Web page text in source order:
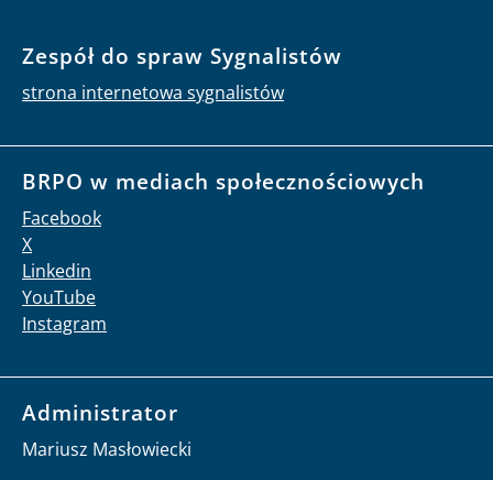
Zespół do spraw Sygnalistów
strona internetowa sygnalistów
BRPO w mediach społecznościowych
Facebook
X
Linkedin
YouTube
Instagram
Administrator
Mariusz Masłowiecki